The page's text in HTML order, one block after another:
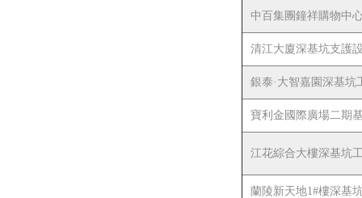
中百集團鐘祥購物中
清江大廈深基坑支護
銀泰·大智嘉園深基坑
寶利金國際廣場二期
江花綜合大樓深基坑
蘭陵新天地1#樓深基